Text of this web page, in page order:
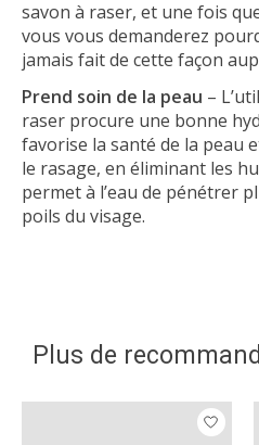
savon à raser, et une fois
vous vous demanderez
jamais fait de cette façon
Prend soin de la peau –
raser procure une bonne
favorise la santé de la peau
le rasage, en éliminant les
permet à l’eau de pénétrer
poils du visage.
Plus de
Articles du carrousel de